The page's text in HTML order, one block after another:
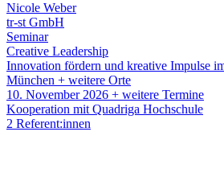
Nicole Weber
tr-st GmbH
Seminar
Creative Leadership
Innovation fördern und kreative Impulse
München + weitere Orte
10. November 2026 + weitere Termine
Kooperation mit Quadriga Hochschule
2 Referent:innen